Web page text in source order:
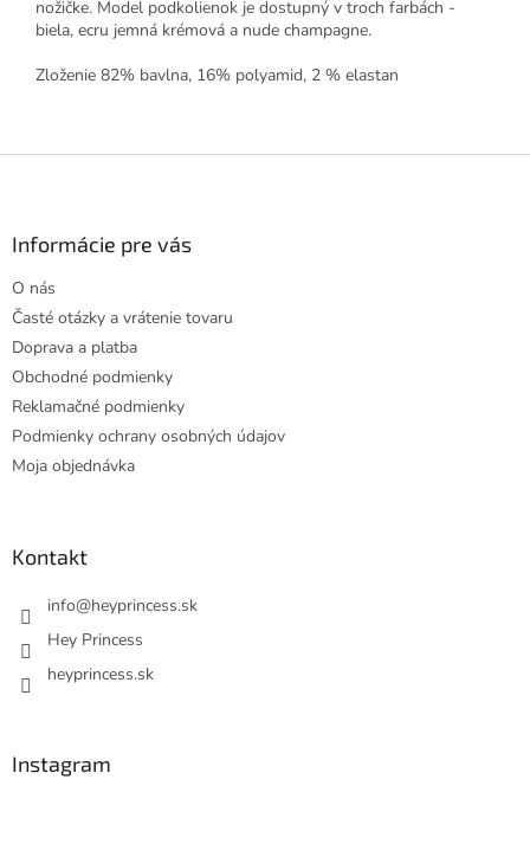
nožičke. Model podkolienok je dostupný v troch farbách -
biela, ecru jemná krémová a nude champagne.
Zloženie 82% bavlna, 16% polyamid, 2 % elastan
Informácie pre vás
O nás
Časté otázky a vrátenie tovaru
Doprava a platba
Obchodné podmienky
Reklamačné podmienky
Podmienky ochrany osobných údajov
Moja objednávka
Kontakt
info@heyprincess.sk
Hey Princess
heyprincess.sk
Instagram